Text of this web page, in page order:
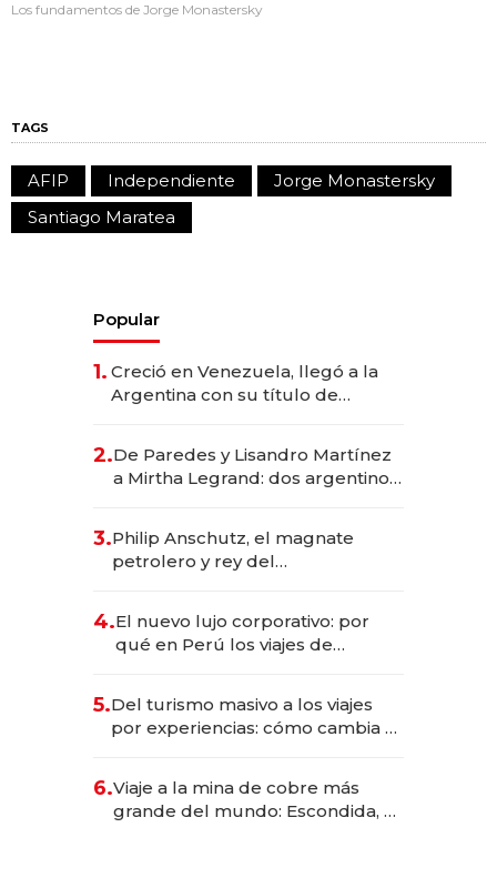
Los fundamentos de Jorge Monastersky
TAGS
AFIP Independiente
Jorge Monastersky
Santiago Maratea
Popular
1. Creció en Venezuela, llegó a la
Argentina con su título de
las marcas "fast premium"
2.De Paredes y Lisandro Martínez
a Mirtha Legrand: dos argentinos
3.Philip Anschutz, el magnate
petrolero y rey del
Fénix
4.El nuevo lujo corporativo: por
qué en Perú los viajes de
transformadoras
5.Del turismo masivo a los viajes
por experiencias: cómo cambia el
6.Viaje a la mina de cobre más
grande del mundo: Escondida, el